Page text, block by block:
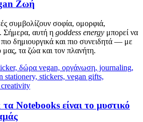
Ζωή
συμβολίζουν σοφία, ομορφιά,
Σήμερα, αυτή η goddess energy μπορεί να
δημιουργικά και πιο συνειδητά — με
τα ζώα και τον πλανήτη.
Notebooks είναι το μυστικό